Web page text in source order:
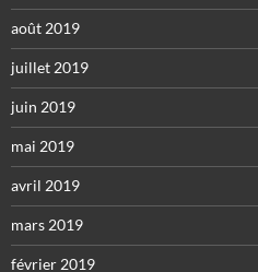
août 2019
juillet 2019
juin 2019
mai 2019
avril 2019
mars 2019
février 2019